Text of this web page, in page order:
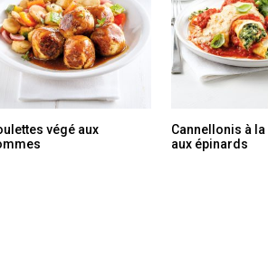
végé aux
Cannellonis à
aux épinards